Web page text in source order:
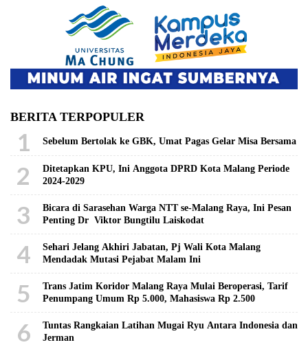
BERITA TERPOPULER
1 Sebelum Bertolak ke GBK, Umat Pagas Gelar Misa Bersama
2
Ditetapkan KPU, Ini Anggota DPRD Kota Malang Periode
2024-2029
3
Bicara di Sarasehan Warga NTT se-Malang Raya, Ini Pesan
Penting Dr Viktor Bungtilu Laiskodat
4
Sehari Jelang Akhiri Jabatan, Pj Wali Kota Malang
Mendadak Mutasi Pejabat Malam Ini
5
Trans Jatim Koridor Malang Raya Mulai Beroperasi, Tarif
Penumpang Umum Rp 5.000, Mahasiswa Rp 2.500
6
Tuntas Rangkaian Latihan Mugai Ryu Antara Indonesia dan
Jerman